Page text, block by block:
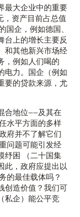
最大企业中的重要
，资产目前占总值
企，例如德国、
台上的增长主要反
和其他新兴市场经
，例如人们喝的
电力。国企（例如
要的贷款来源，尤
合地位——及其在
水平方面的多样
府并不了解它们
问题可能引发经
纾困 （二十国集
此，政府应提出以
的最佳载体吗？
创造价值？我们可
私企）能公平竞